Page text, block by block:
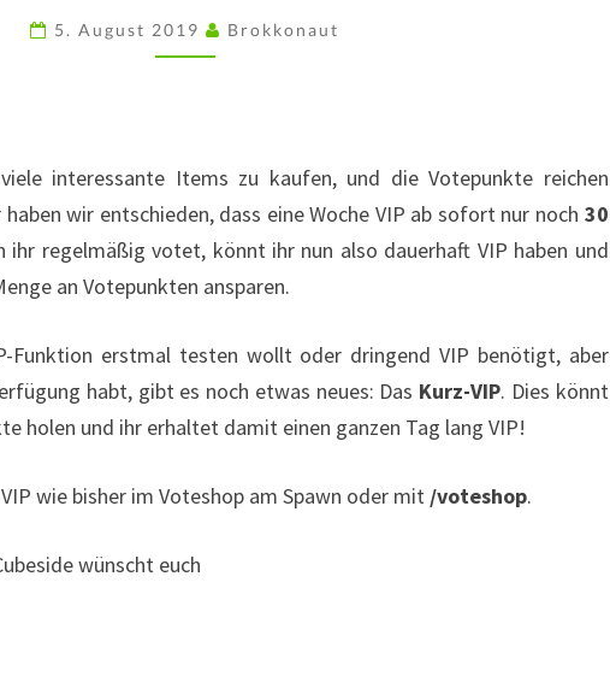
5. August 2019 Brokkonaut
interessante Items zu kaufen, und die Votepunkte reichen
wir entschieden, dass eine Woche VIP ab sofort nur noch 30
ihr regelmäßig votet, könnt ihr nun also dauerhaft VIP haben und
an Votepunkten ansparen.
Funktion erstmal testen wollt oder dringend VIP benötigt, aber
habt, gibt es noch etwas neues: Das Kurz-VIP. Dies könnt
holen und ihr erhaltet damit einen ganzen Tag lang VIP!
wie bisher im Voteshop am Spawn oder mit /voteshop.
wünscht euch